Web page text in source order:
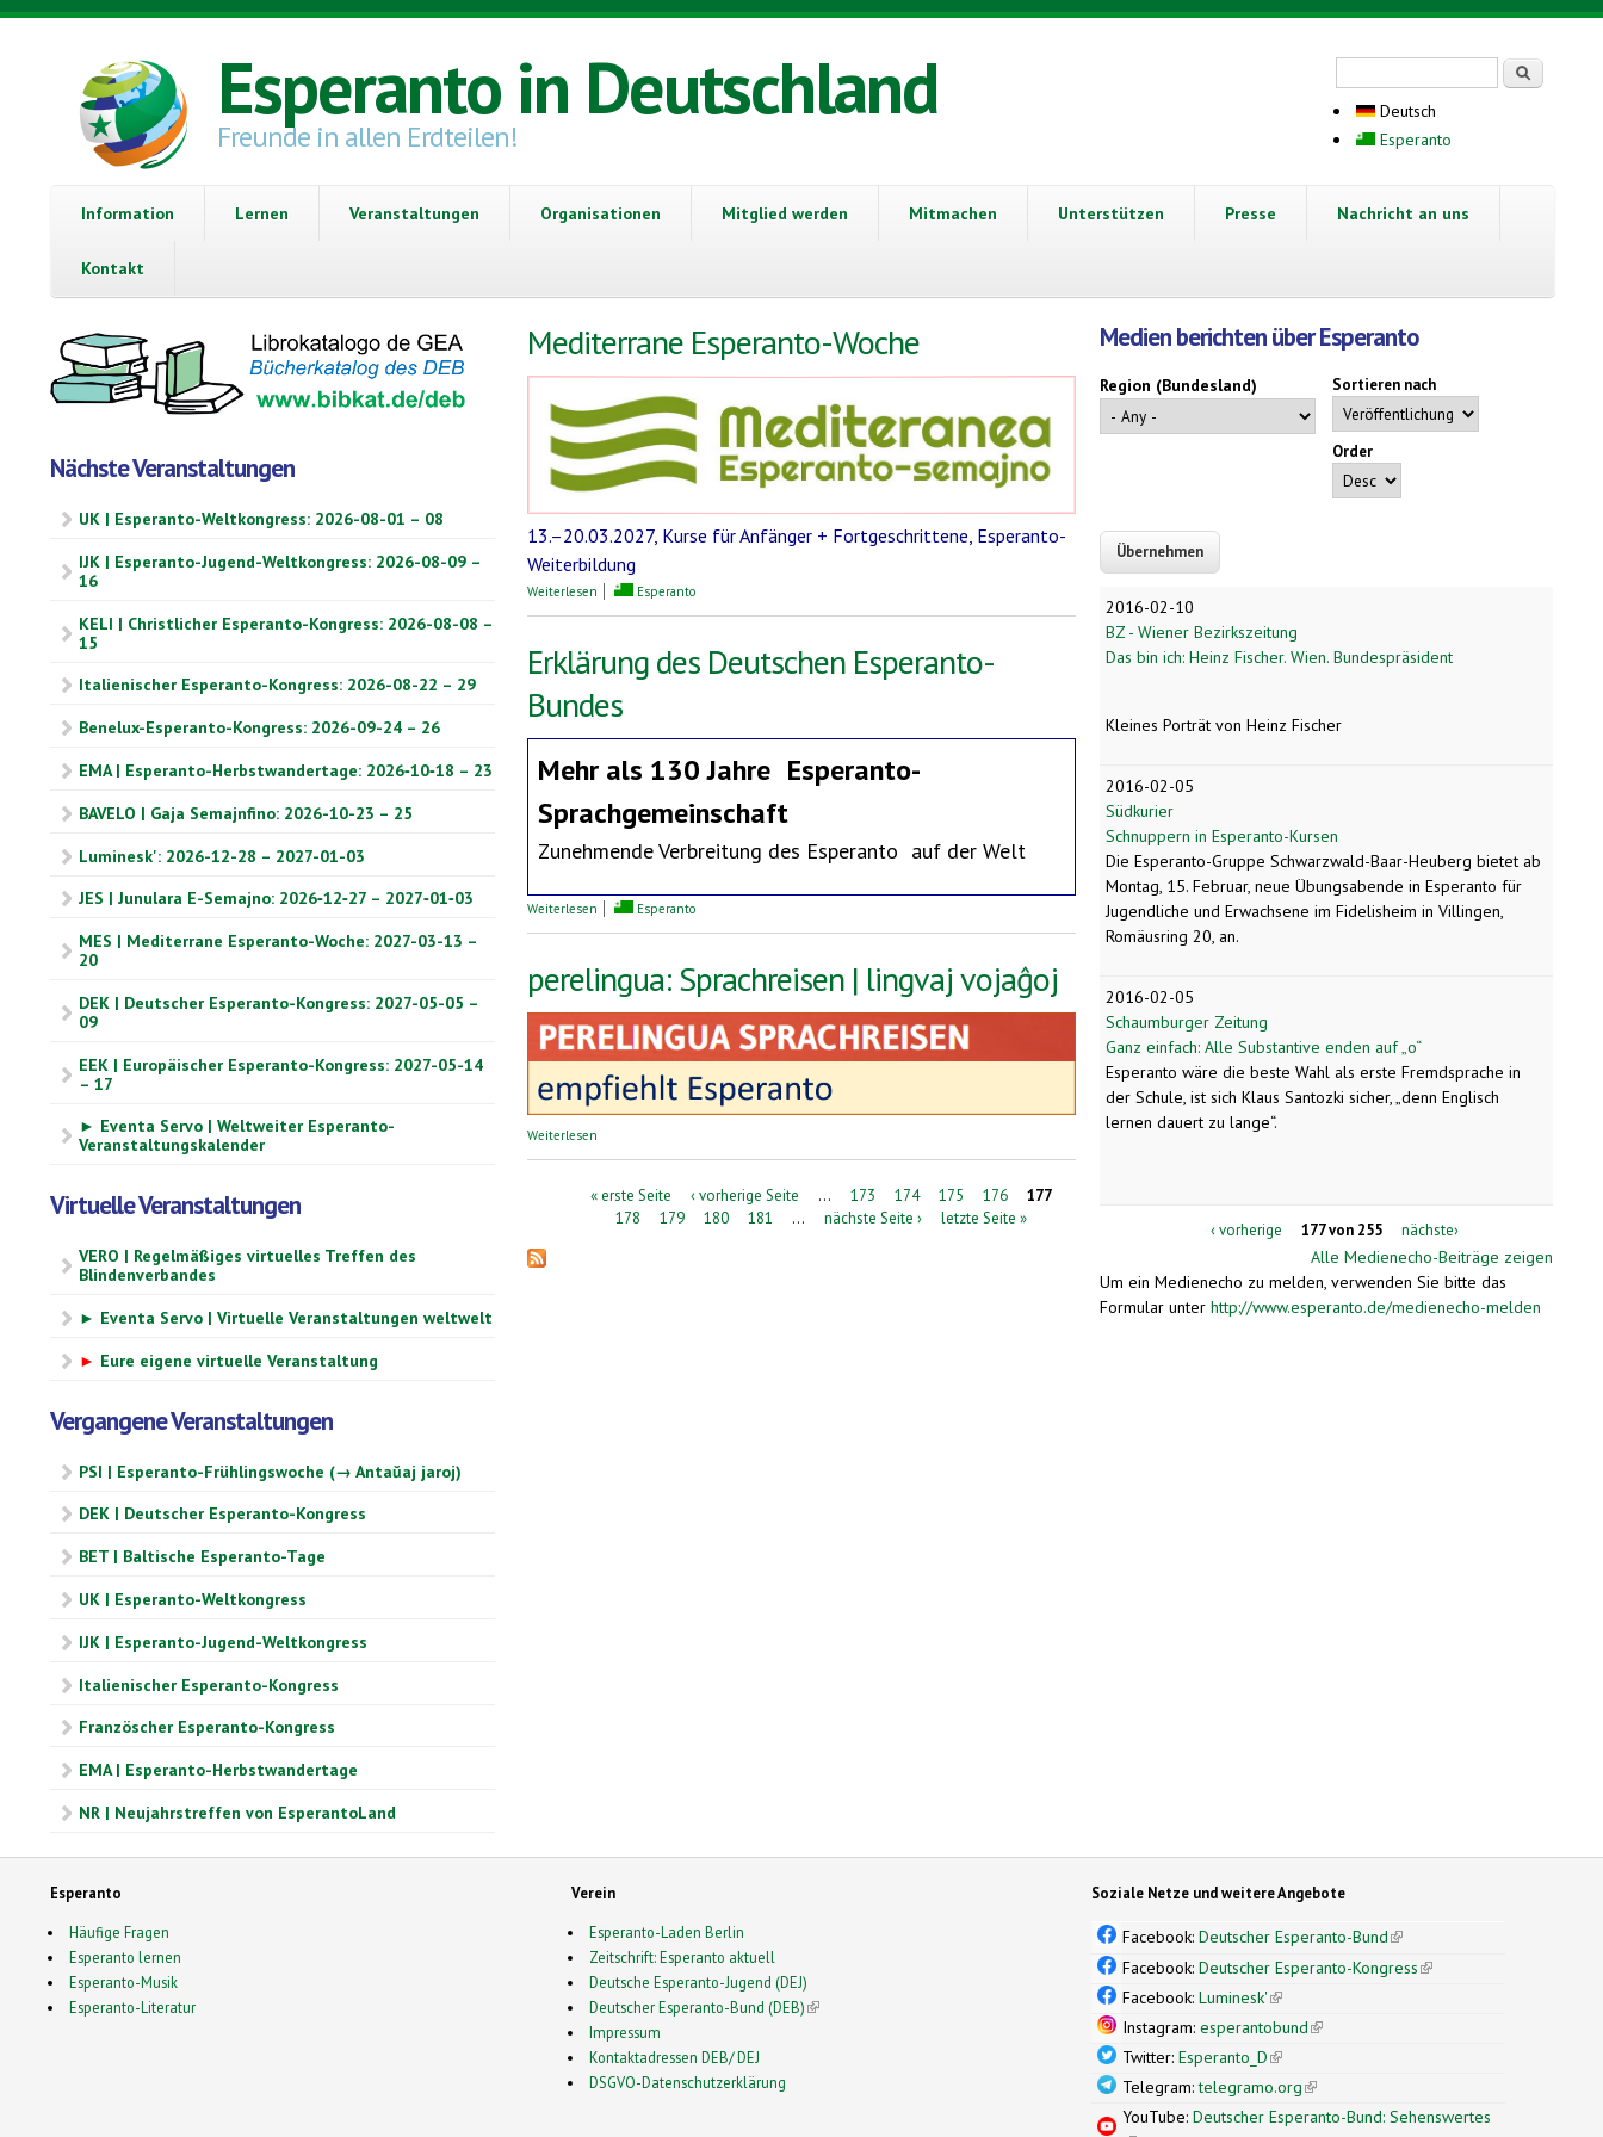
Direkt zum Inhalt
Esperanto in Deutschland
Freunde in allen Erdteilen!
Deutsch
Esperanto
Information Lernen Veranstaltungen Organisationen Mitglied werden Mitmachen Unterstützen Presse Nachricht an uns
Kontakt
Nächste Veranstaltungen
UK | Esperanto-Weltkongress: 2026-08-01 – 08
IJK | Esperanto-Jugend-Weltkongress: 2026-08-09 –
16
KELI | Christlicher Esperanto-Kongress: 2026-08-08 –
15
Italienischer Esperanto-Kongress: 2026-08-22 – 29
Benelux-Esperanto-Kongress: 2026-09-24 – 26
EMA | Esperanto-Herbstwandertage: 2026‑10‑18 – 23
BAVELO | Gaja Semajnfino: 2026-10-23 – 25
Luminesk': 2026-12-28 – 2027-01-03
JES | Junulara E-Semajno: 2026‑12‑27 – 2027‑01‑03
MES | Mediterrane Esperanto-Woche: 2027-03-13 –
20
DEK | Deutscher Esperanto-Kongress: 2027-05-05 –
09
EEK | Europäischer Esperanto-Kongress: 2027-05-14
– 17
► Eventa Servo | Weltweiter Esperanto-
Veranstaltungskalender
Virtuelle Veranstaltungen
VERO | Regelmäßiges virtuelles Treffen des
Blindenverbandes
► Eventa Servo | Virtuelle Veranstaltungen weltwelt
► Eure eigene virtuelle Veranstaltung
Vergangene Veranstaltungen
PSI | Esperanto-Frühlingswoche (→ Antaŭaj jaroj)
DEK | Deutscher Esperanto-Kongress
BET | Baltische Esperanto-Tage
UK | Esperanto-Weltkongress
IJK | Esperanto-Jugend-Weltkongress
Italienischer Esperanto-Kongress
Französcher Esperanto-Kongress
EMA | Esperanto-Herbstwandertage
NR | Neujahrstreffen von EsperantoLand
Mediterrane Esperanto-Woche
13.–20.03.2027, Kurse für Anfänger + Fortgeschrittene, Esperanto-
Weiterbildung
Weiterlesen über Mediterrane Esperanto-Woche
Esperanto
Erklärung des Deutschen Esperanto-
Bundes
Mehr als 130 Jahre Esperanto-
Sprachgemeinschaft
Zunehmende Verbreitung des Esperanto auf der Welt
Weiterlesen über Erklärung des Deutschen Esperanto-Bundes
Esperanto
perelingua: Sprachreisen | lingvaj vojaĝoj
Weiterlesen
Seiten« erste Seite ‹ vorherige Seite … 173 174 175 176
177
178
179 180 181 … nächste Seite › letzte Seite »
Medien berichten über Esperanto
Region (Bundesland) Sortieren nach
Order
2016-02-10
BZ - Wiener Bezirkszeitung
Das bin ich: Heinz Fischer. Wien. Bundespräsident
Kleines Porträt von Heinz Fischer
2016-02-05
Südkurier
Schnuppern in Esperanto-Kursen
Die Esperanto-Gruppe Schwarzwald-Baar-Heuberg bietet ab
Montag, 15. Februar, neue Übungsabende in Esperanto für
Jugendliche und Erwachsene im Fidelisheim in Villingen,
Romäusring 20, an.
2016-02-05
Schaumburger Zeitung
Ganz einfach: Alle Substantive enden auf „o“
Esperanto wäre die beste Wahl als erste Fremdsprache in
der Schule, ist sich Klaus Santozki sicher, „denn Englisch
lernen dauert zu lange“.
‹ vorherige 177 von 255 nächste›
Alle Medienecho-Beiträge zeigen
Um ein Medienecho zu melden, verwenden Sie bitte das
Formular unter http://www.esperanto.de/medienecho-melden
Esperanto
Häufige Fragen
Esperanto lernen
Esperanto-Musik
Esperanto-Literatur
Verein
Esperanto-Laden Berlin
Zeitschrift: Esperanto aktuell
Deutsche Esperanto-Jugend (DEJ)
Deutscher Esperanto-Bund (DEB)(link is external)
Impressum
Kontaktadressen DEB/ DEJ
DSGVO-Datenschutzerklärung
Soziale Netze und weitere Angebote
Facebook:Deutscher Esperanto-Bund(link is external)
Facebook:Deutscher Esperanto-Kongress(link is external)
Facebook:Luminesk'(link is external)
Instagram:esperantobund(link is external)
Twitter:Esperanto_D(link is external)
Telegram:telegramo.org(link is external)
YouTube:Deutscher Esperanto-Bund: Sehenswertes